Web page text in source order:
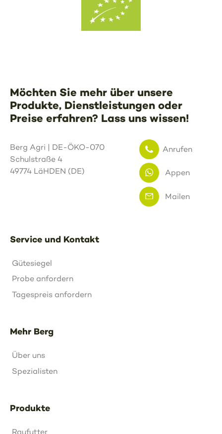
Service und Kontakt
Gütesiegel
Probe anfordern
Tagespreis anfordern
Mehr Berg
Über uns
Spezialisten
Produkte
Raufutter
Möchten Sie mehr über unsere
Produkte, Dienstleistungen oder
Preise erfahren? Lass uns wissen!
Berg Agri | DE-ÖKO-070
Schulstraße 4
49774 LäHDEN (DE)
Anrufen
Appen
Mailen